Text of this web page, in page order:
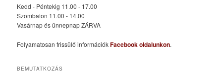
Kedd - Péntekig 11.00 - 17.00
Szombaton 11.00 - 14.00
Vasárnap és ünnepnap ZÁRVA
Folyamatosan frissülő információkFacebook oldalunkon.
BEMUTATKOZÁS